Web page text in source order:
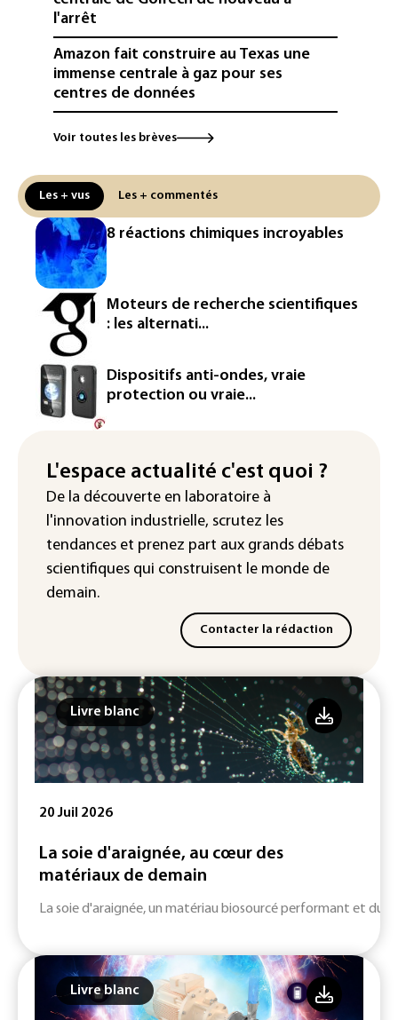
l'arrêt
Amazon fait construire au Texas une
immense centrale à gaz pour ses
centres de données
L'UE demande à Meta et TikTok de
renforcer la surveillance et la
Ceuta
L'Europe se prépare à une baisse de la
production d'électricité lors de l'éclipse
solaire
La métropole de Rouen porte plainte
contre BASF pour pollution aux PFAS
Canicule: à l'arrêt depuis fin juillet, la
centrale de Golfech reconnectée au
réseau
Véhicules de livraison autonomes: la
homologation
Iris³: Eutelsat investira 3,4 milliards
d'euros dans la future constellation
européenne
Voir toutes les brèves
Les + vus Les + commentés
8 réactions chimiques incroyables
Moteurs de recherche scientifiques
: les alternati...
Dispositifs anti-ondes, vraie
protection ou vraie...
L'espace actualité c'est quoi ?
De la découverte en laboratoire à
l'innovation industrielle, scrutez les
tendances et prenez part aux grands débats
scientifiques qui construisent le monde de
demain.
Contacter la rédaction
Livre blanc
20 Juil 2026
La soie d'araignée, au cœur des
matériaux de demain
La soie d'araignée, un matériau biosourcé performant et
Livre blanc